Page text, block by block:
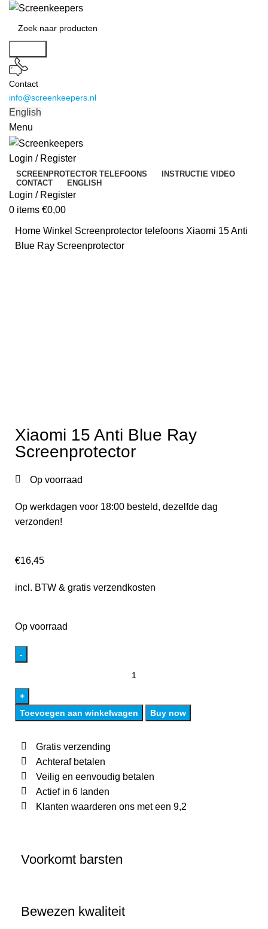
Contact
info@screenkeepers.nl
English
Menu
Login / Register
SCREENPROTECTOR TELEFOONS
INSTRUCTIE VIDEO
CONTACT
ENGLISH
Login / Register
0 items €0,00
Home Winkel Screenprotector telefoons Xiaomi 15 Anti
Blue Ray Screenprotector
Xiaomi 15 Anti Blue Ray
Screenprotector
Op voorraad
Op werkdagen voor 18:00 besteld, dezelfde dag
verzonden!
€16,45
incl. BTW & gratis verzendkosten
Op voorraad
Toevoegen aan winkelwagen Buy now
Gratis verzending
Achteraf betalen
Veilig en eenvoudig betalen
Actief in 6 landen
Klanten waarderen ons met een 9,2
Voorkomt barsten
Bewezen kwaliteit